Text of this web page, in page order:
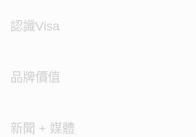
認識Visa
品牌價值
新聞 + 媒體